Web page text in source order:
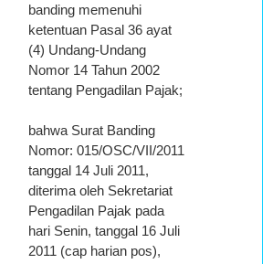
banding memenuhi
ketentuan Pasal 36 ayat
(4) Undang-Undang
Nomor 14 Tahun 2002
tentang Pengadilan Pajak;
bahwa Surat Banding
Nomor: 015/OSC/VII/2011
tanggal 14 Juli 2011,
diterima oleh Sekretariat
Pengadilan Pajak pada
hari Senin, tanggal 16 Juli
2011 (cap harian pos),